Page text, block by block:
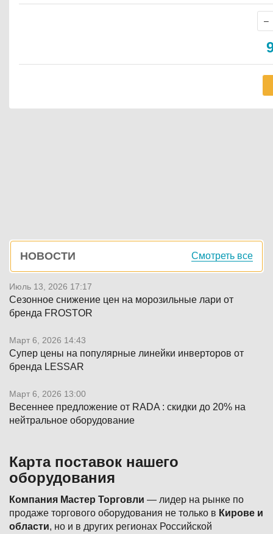
Боковая
панель
НОВОСТИ Смотреть все
Июль 13, 2026 17:17
Сезонное снижение цен на морозильные лари от
бренда FROSTOR
Март 6, 2026 14:43
Супер цены на популярные линейки инверторов от
бренда LESSAR
Март 6, 2026 13:00
Весеннее предложение от RADA : скидки до 20% на
нейтральное оборудование
Карта поставок нашего
оборудования
Компания Мастер Торговли — лидер на рынке по
продаже торгового оборудования не только в Кирове и
области, но и в других регионах Российской